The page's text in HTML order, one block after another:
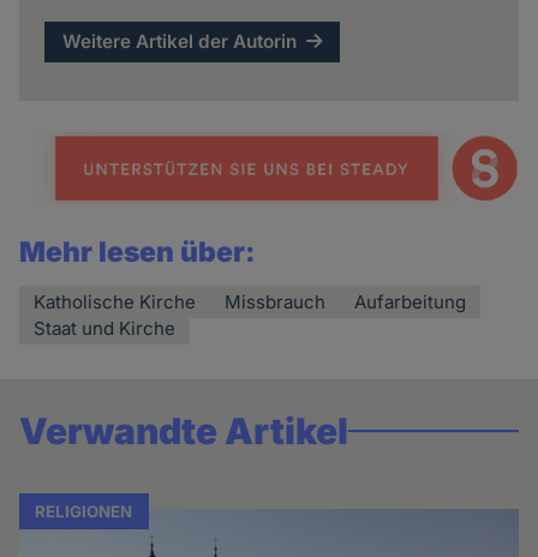
Weitere Artikel der Autorin
Mehr lesen über:
Katholische Kirche Missbrauch
Aufarbeitung
Staat und Kirche
Verwandte Artikel
RELIGIONEN